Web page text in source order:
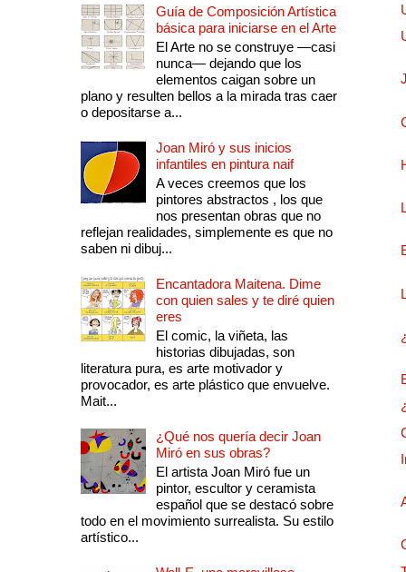
Guía de Composición Artística
básica para iniciarse en el Arte
El Arte no se construye —casi
nunca— dejando que los
elementos caigan sobre un
plano y resulten bellos a la mirada tras caer
o depositarse a...
Joan Miró y sus inicios
infantiles en pintura naif
A veces creemos que los
pintores abstractos , los que
nos presentan obras que no
reflejan realidades, simplemente es que no
saben ni dibuj...
Encantadora Maitena. Dime
con quien sales y te diré quien
eres
El comic, la viñeta, las
historias dibujadas, son
literatura pura, es arte motivador y
provocador, es arte plástico que envuelve.
Mait...
¿Qué nos quería decir Joan
Miró en sus obras?
El artista Joan Miró fue un
pintor, escultor y ceramista
español que se destacó sobre
todo en el movimiento surrealista. Su estilo
artístico...